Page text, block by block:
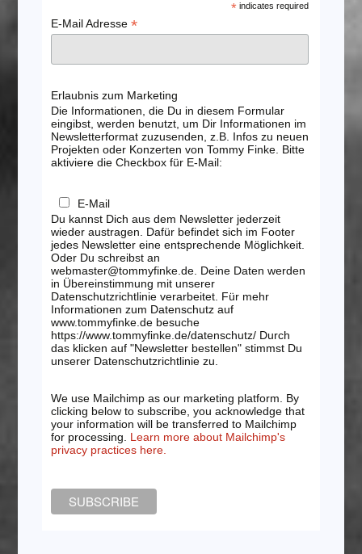
* indicates required
E-Mail Adresse *
Erlaubnis zum Marketing
Die Informationen, die Du in diesem Formular
eingibst, werden benutzt, um Dir Informationen im
Newsletterformat zuzusenden, z.B. Infos zu neuen
Projekten oder Konzerten von Tommy Finke. Bitte
aktiviere die Checkbox für E-Mail:
E-Mail
Du kannst Dich aus dem Newsletter jederzeit
wieder austragen. Dafür befindet sich im Footer
jedes Newsletter eine entsprechende Möglichkeit.
Oder Du schreibst an
webmaster@tommyfinke.de. Deine Daten werden
in Übereinstimmung mit unserer
Datenschutzrichtlinie verarbeitet. Für mehr
Informationen zum Datenschutz auf
www.tommyfinke.de besuche
https://www.tommyfinke.de/datenschutz/ Durch
das klicken auf "Newsletter bestellen" stimmst Du
unserer Datenschutzrichtlinie zu.
We use Mailchimp as our marketing platform. By
clicking below to subscribe, you acknowledge that
your information will be transferred to Mailchimp
for processing. Learn more about Mailchimp's
privacy practices here.